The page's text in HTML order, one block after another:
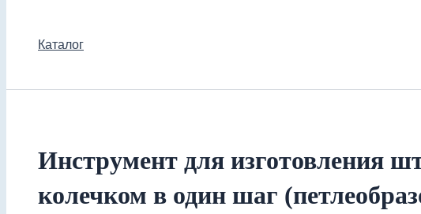
Каталог
Инструмент для изготовления
колечком в один шаг